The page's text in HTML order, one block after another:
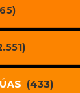
(433)